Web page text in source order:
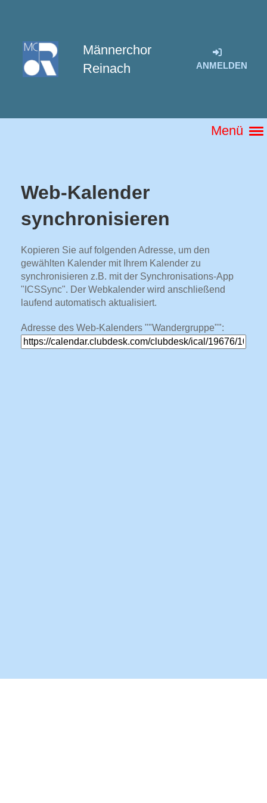
Männerchor
Reinach
ANMELDEN
Menü
Web-Kalender
synchronisieren
Kopieren Sie auf folgenden Adresse, um den
gewählten Kalender mit Ihrem Kalender zu
synchronisieren z.B. mit der Synchronisations-App
"ICSSync". Der Webkalender wird anschließend
laufend automatisch aktualisiert.
Adresse des Web-Kalenders ""Wandergruppe"":